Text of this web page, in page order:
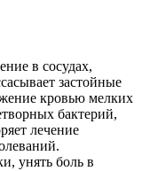
в сосудах,
застойные
кровью мелких
бактерий,
лечение
унять боль в